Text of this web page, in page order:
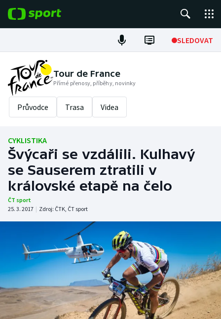
SLEDOVAT
Fotbal
Hokej
Tenis
Cyklistika
DALŠÍ SPORTY
Americký fotbal
Basketbal
Biatlon
Boby a skeleton
NEPŘEHLÉDNĚTE
Historické návraty
Aplikace ČT sport
AZ kvíz
Tour de France
Přímé přenosy, příběhy, novinky
Průvodce Trasa Videa
CYKLISTIKA
Švýcaři se vzdálili. Kulhavý
se Sauserem ztratili v
královské etapě na čelo
ČT sport
25. 3. 2017 | Zdroj: ČTK, ČT sport